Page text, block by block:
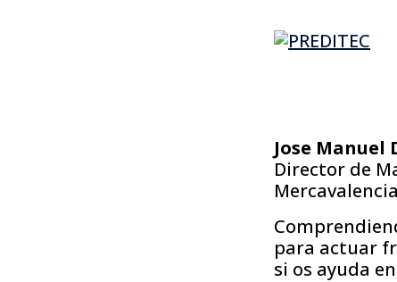
Jose Manuel
Director de
Mercavalencia
para actuar
si os ayuda